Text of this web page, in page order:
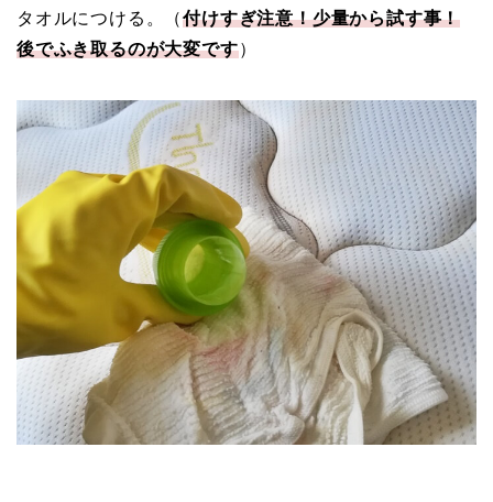
タオルにつける。（付けすぎ注意！少量から試す事！
後でふき取るのが大変です）